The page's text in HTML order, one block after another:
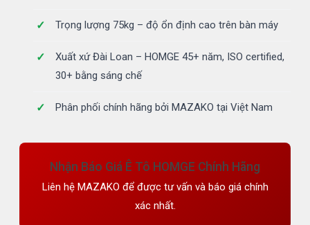
Trọng lượng 75kg – độ ổn định cao trên bàn máy
Xuất xứ Đài Loan – HOMGE 45+ năm, ISO certified,
30+ bằng sáng chế
Phân phối chính hãng bởi MAZAKO tại Việt Nam
Nhận Báo Giá Ê Tô HOMGE Chính Hãng
Liên hệ MAZAKO để được tư vấn và báo giá chính
xác nhất.